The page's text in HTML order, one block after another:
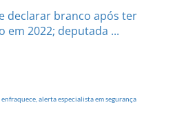
declarar branco após ter
2022; deputada ...
alerta especialista em segurança